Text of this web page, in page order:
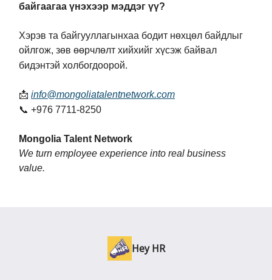
байгаагаа үнэхээр мэддэг үү?
Хэрэв та байгууллагынхаа бодит нөхцөл байдлыг
ойлгож, зөв өөрчлөлт хийхийг хүсэж байвал
бидэнтэй холбогдоорой.
📩 info@mongoliatalentnetwork.com
📞 +976 7711-8250
Mongolia Talent Network
We turn employee experience into real business
value.
Hey HR